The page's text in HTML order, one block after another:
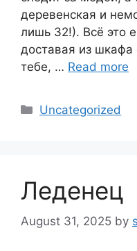
деревенская и
лишь 32!). Всё это
доставая из
тебе, … Read more
Categories
Uncategorized
Леденец
August 31, 2025 by